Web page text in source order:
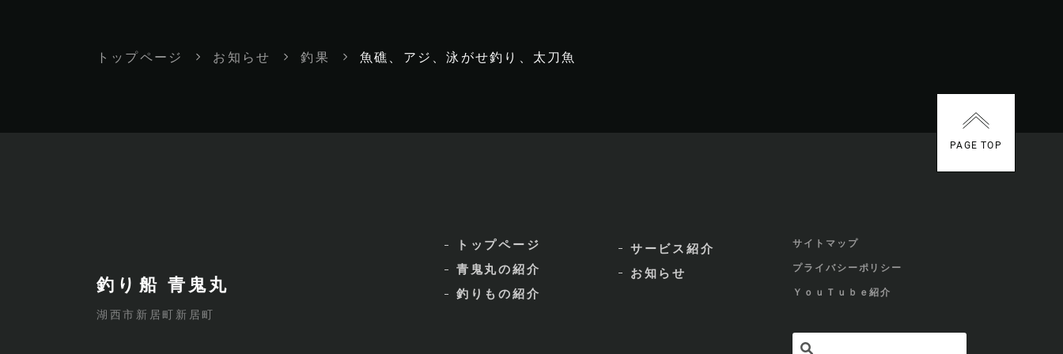
トップページ お知らせ 釣果 魚礁、アジ、泳がせ釣り、太刀魚
PAGE TOP
釣り船 青鬼丸
湖西市新居町新居町
トップページ
青鬼丸の紹介
釣りもの紹介
サービス紹介
お知らせ
サイトマップ
プライバシーポリシー
ＹｏｕＴｕｂｅ紹介